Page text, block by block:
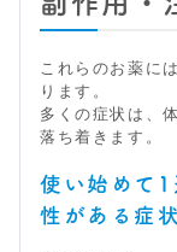
これらのお薬に
ります。
多くの症状は、
落ち着きます。
使い始めて1
性がある症状